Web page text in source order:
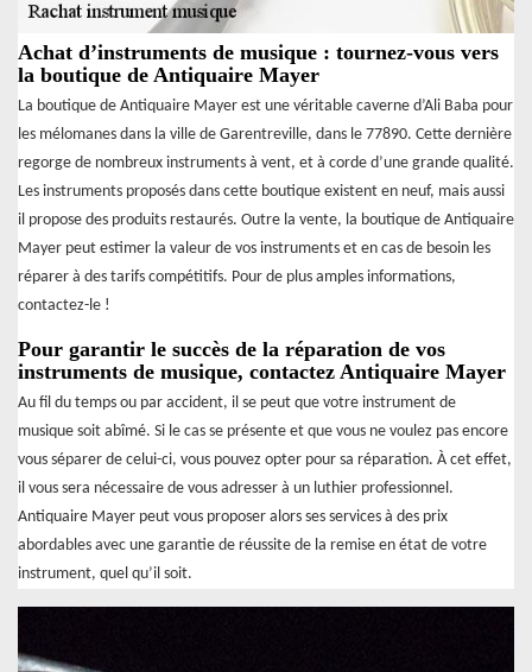
Achat d’instruments de musique : tournez-vous vers
la boutique de Antiquaire Mayer
La boutique de Antiquaire Mayer est une véritable caverne d’Ali Baba pour
les mélomanes dans la ville de Garentreville, dans le 77890. Cette dernière
regorge de nombreux instruments à vent, et à corde d’une grande qualité.
Les instruments proposés dans cette boutique existent en neuf, mais aussi
il propose des produits restaurés. Outre la vente, la boutique de Antiquaire
Mayer peut estimer la valeur de vos instruments et en cas de besoin les
réparer à des tarifs compétitifs. Pour de plus amples informations,
contactez-le !
Pour garantir le succès de la réparation de vos
instruments de musique, contactez Antiquaire Mayer
Au fil du temps ou par accident, il se peut que votre instrument de
musique soit abîmé. Si le cas se présente et que vous ne voulez pas encore
vous séparer de celui-ci, vous pouvez opter pour sa réparation. À cet effet,
il vous sera nécessaire de vous adresser à un luthier professionnel.
Antiquaire Mayer peut vous proposer alors ses services à des prix
abordables avec une garantie de réussite de la remise en état de votre
instrument, quel qu’il soit.